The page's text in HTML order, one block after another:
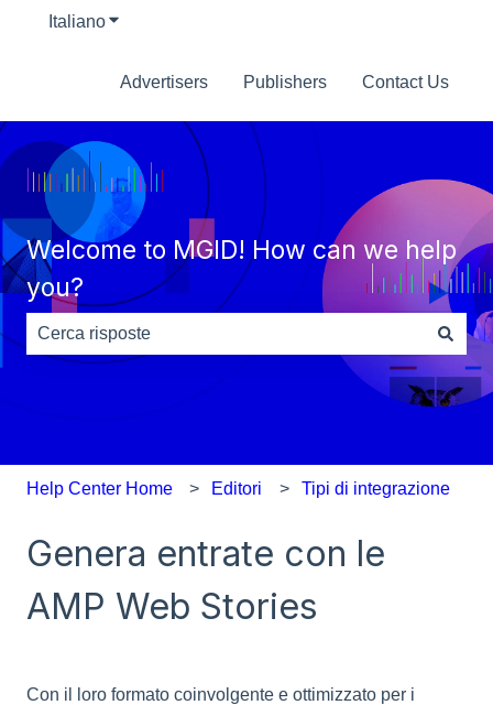
ItalianoMostra sottomenu per le traduzioni
Advertisers Publishers Contact Us
Welcome to MGID! How can we help
you?
Non sono presenti suggerimenti perché il campo di
Help Center Home Editori Tipi di integrazione
Genera entrate con le
AMP Web Stories
Con il loro formato coinvolgente e ottimizzato per i